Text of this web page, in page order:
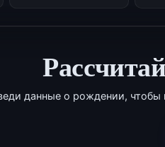
данные о рождении, чтобы